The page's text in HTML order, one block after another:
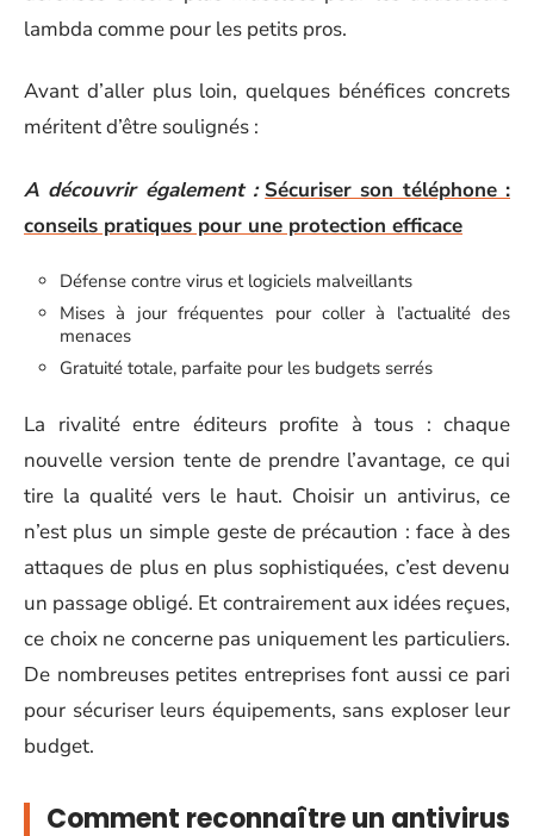
lambda comme pour les petits pros.
Avant d’aller plus loin, quelques bénéfices concrets
méritent d’être soulignés :
A découvrir également : Sécuriser son téléphone :
conseils pratiques pour une protection efficace
Défense contre virus et logiciels malveillants
Mises à jour fréquentes pour coller à l’actualité des
menaces
Gratuité totale, parfaite pour les budgets serrés
La rivalité entre éditeurs profite à tous : chaque
nouvelle version tente de prendre l’avantage, ce qui
tire la qualité vers le haut. Choisir un antivirus, ce
n’est plus un simple geste de précaution : face à des
attaques de plus en plus sophistiquées, c’est devenu
un passage obligé. Et contrairement aux idées reçues,
ce choix ne concerne pas uniquement les particuliers.
De nombreuses petites entreprises font aussi ce pari
pour sécuriser leurs équipements, sans exploser leur
budget.
Comment reconnaître un antivirus